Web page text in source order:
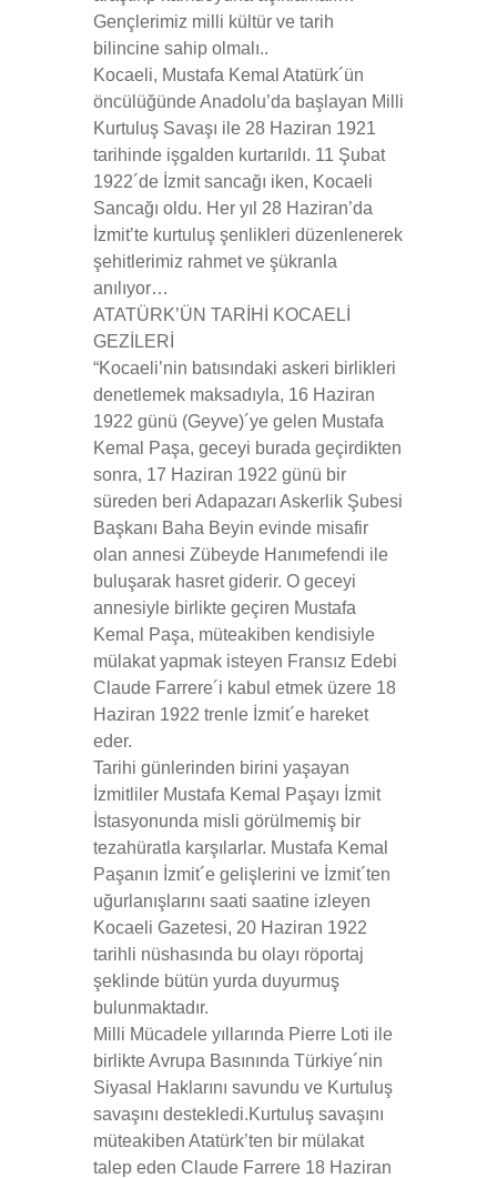
Gençlerimiz milli kültür ve tarih
bilincine sahip olmalı..
Kocaeli, Mustafa Kemal Atatürk´ün
öncülüğünde Anadolu’da başlayan Milli
Kurtuluş Savaşı ile 28 Haziran 1921
tarihinde işgalden kurtarıldı. 11 Şubat
1922´de İzmit sancağı iken, Kocaeli
Sancağı oldu. Her yıl 28 Haziran’da
İzmit’te kurtuluş şenlikleri düzenlenerek
şehitlerimiz rahmet ve şükranla
anılıyor…
ATATÜRK’ÜN TARİHİ KOCAELİ
GEZİLERİ
“Kocaeli’nin batısındaki askeri birlikleri
denetlemek maksadıyla, 16 Haziran
1922 günü (Geyve)´ye gelen Mustafa
Kemal Paşa, geceyi burada geçirdikten
sonra, 17 Haziran 1922 günü bir
süreden beri Adapazarı Askerlik Şubesi
Başkanı Baha Beyin evinde misafir
olan annesi Zübeyde Hanımefendi ile
buluşarak hasret giderir. O geceyi
annesiyle birlikte geçiren Mustafa
Kemal Paşa, müteakiben kendisiyle
mülakat yapmak isteyen Fransız Edebi
Claude Farrere´i kabul etmek üzere 18
Haziran 1922 trenle İzmit´e hareket
eder.
Tarihi günlerinden birini yaşayan
İzmitliler Mustafa Kemal Paşayı İzmit
İstasyonunda misli görülmemiş bir
tezahüratla karşılarlar. Mustafa Kemal
Paşanın İzmit´e gelişlerini ve İzmit´ten
uğurlanışlarını saati saatine izleyen
Kocaeli Gazetesi, 20 Haziran 1922
tarihli nüshasında bu olayı röportaj
şeklinde bütün yurda duyurmuş
bulunmaktadır.
Milli Mücadele yıllarında Pierre Loti ile
birlikte Avrupa Basınında Türkiye´nin
Siyasal Haklarını savundu ve Kurtuluş
savaşını destekledi.Kurtuluş savaşını
müteakiben Atatürk’ten bir mülakat
talep eden Claude Farrere 18 Haziran